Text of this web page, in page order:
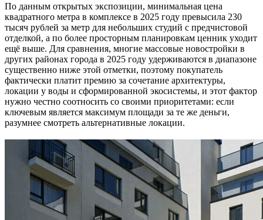
По данным открытых экспозиции, минимальная цена
квадратного метра в комплексе в 2025 году превысила 230
тысяч рублей за метр для небольших студий с предчистовой
отделкой, а по более просторным планировкам ценник уходит
ещё выше. Для сравнения, многие массовые новостройки в
других районах города в 2025 году удерживаются в диапазоне
существенно ниже этой отметки, поэтому покупатель
фактически платит премию за сочетание архитектуры,
локации у воды и сформированной экосистемы, и этот фактор
нужно честно соотносить со своими приоритетами: если
ключевым является максимум площади за те же деньги,
разумнее смотреть альтернативные локации.